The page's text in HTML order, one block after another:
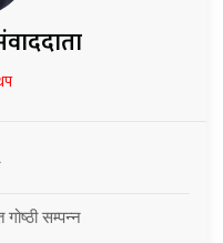
सम्पन्न